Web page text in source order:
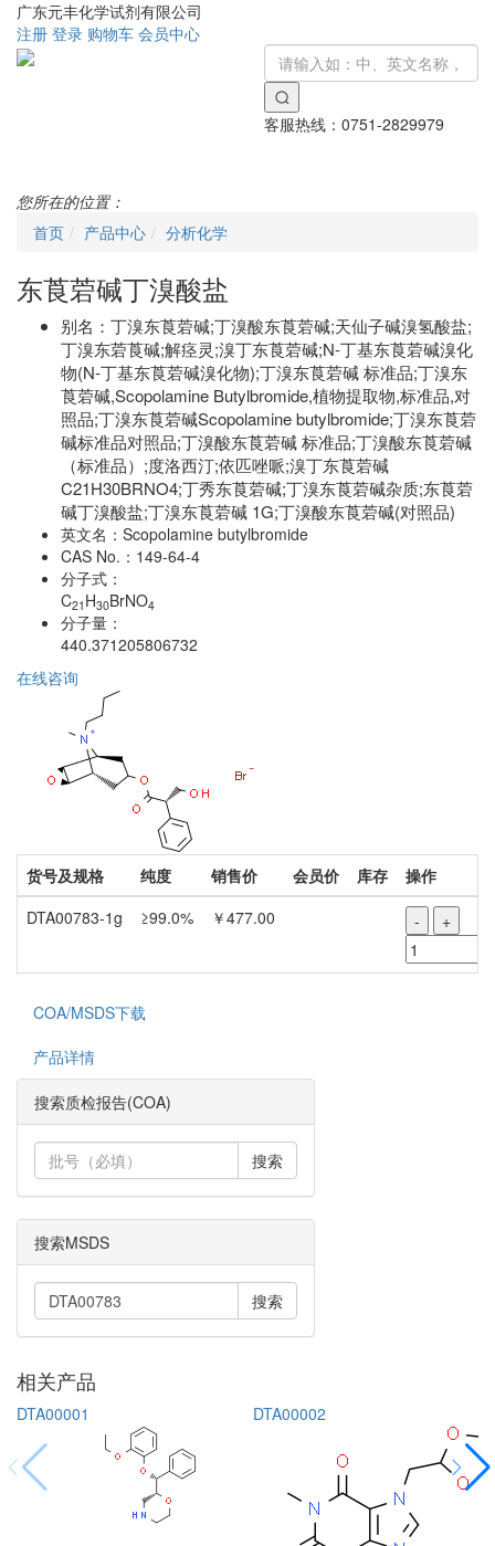
广东元丰化学试剂有限公司
注册 登录 购物车 会员中心
客服热线： 0751-2829979
您所在的位置：
首页
产品中心 分析化学
东莨菪碱丁溴酸盐
别名： 丁溴东莨菪碱;丁溴酸东莨菪碱;天仙子碱溴氢酸盐;
丁溴东菪莨碱;解痉灵;溴丁东莨菪碱;N-丁基东莨菪碱溴化
物(N-丁基东莨菪碱溴化物);丁溴东莨菪碱 标准品;丁溴东
莨菪碱,Scopolamine Butylbromide,植物提取物,标准品,对
照品;丁溴东莨菪碱Scopolamine butylbromide;丁溴东莨菪
碱标准品对照品;丁溴酸东莨菪碱 标准品;丁溴酸东莨菪碱
（标准品）;度洛西汀;依匹唑哌;溴丁东莨菪碱
C21H30BRNO4;丁秀东莨菪碱;丁溴东莨菪碱杂质;东莨菪
碱丁溴酸盐;丁溴东莨菪碱 1G;丁溴酸东莨菪碱(对照品)
英文名： Scopolamine butylbromide
CAS No.： 149-64-4
分子式：
C21 H30BrNO4
分子量：
440.371205806732
在线咨询
货号及规格 纯度 销售价 会员价 库存
操作
DTA00783-1g
≥99.0% ￥477.00 - +
COA/MSDS下载
产品详情
搜索质检报告(COA)
搜索
搜索MSDS
搜索
相关产品
DTA00001 DTA00002